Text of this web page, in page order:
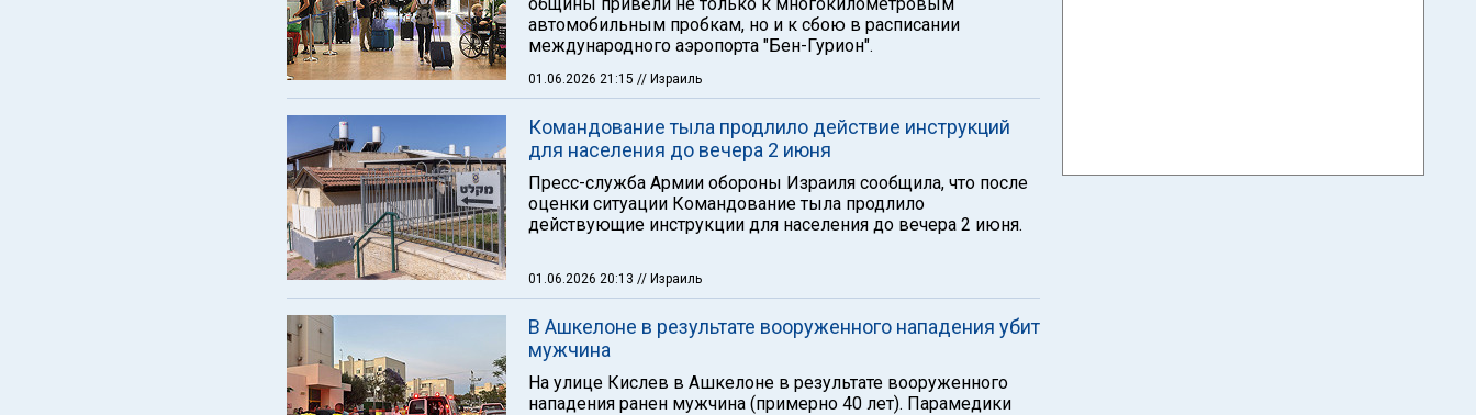
автомобильным пробкам, но и к сбою в расписании
международного аэропорта "Бен-Гурион".
01.06.2026 21:15 // Израиль
Командование тыла продлило действие инструкций
для населения до вечера 2 июня
Пресс-служба Армии обороны Израиля сообщила, что после
оценки ситуации Командование тыла продлило
действующие инструкции для населения до вечера 2 июня.
01.06.2026 20:13 // Израиль
В Ашкелоне в результате вооруженного нападения убит
мужчина
На улице Кислев в Ашкелоне в результате вооруженного
нападения ранен мужчина (примерно 40 лет). Парамедики